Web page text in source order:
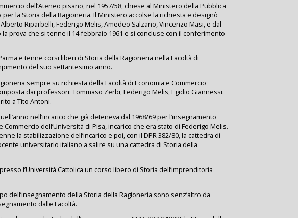
dell’Ateneo pisano, nel 1957/58, chiese al Ministero della Pubblica
la Storia della Ragioneria. Il Ministero accolse la richiesta e designò
Riparbelli, Federigo Melis, Amedeo Salzano, Vincenzo Masi, e dal
prova che si tenne il 14 febbraio 1961 e si concluse con il conferimento
e tenne corsi liberi di Storia della Ragioneria nella Facoltà di
del suo settantesimo anno.
sempre su richiesta della Facoltà di Economia e Commercio
dai professori: Tommaso Zerbi, Federigo Melis, Egidio Giannessi.
a Tito Antoni.
nell’incarico che già deteneva dal 1968/69 per l’insegnamento
dell’Università di Pisa, incarico che era stato di Federigo Melis.
la stabilizzazione dell’incarico e poi, con il DPR 382/80, la cattedra di
universitario italiano a salire su una cattedra di Storia della
l’Università Cattolica un corso libero di Storia dell’imprenditoria
della Storia della Ragioneria sono senz’altro da
dalle Facoltà.